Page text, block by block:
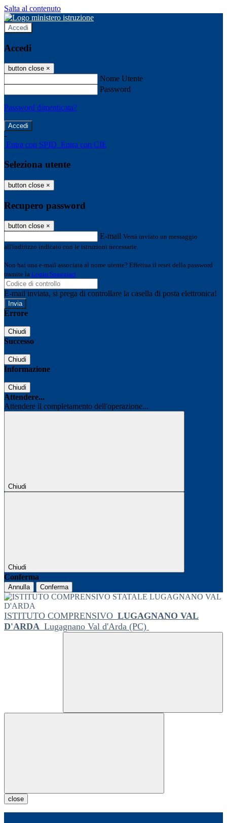
Salta al contenuto
Accedi
Accedi
button close ×
Nome Utente
Password
Password dimenticata?
-
Entra con SPID Entra con CIE
Seleziona utente
button close ×
Recupero password
button close ×
E-mail Verrà inviato un messaggio
all'indirizzo indicato con le istruzioni necessarie.
Non hai una e-mail associata al nome utente? Effettua il reset della password
tramite la Login Spaggiari
E-mail inviata, si prega di controllare la casella di posta elettronica!
Errore
Chiudi
Successo
Chiudi
Informazione
Chiudi
Attendere...
Attendere il completamento dell'operazione...
Chiudi
Chiudi
Conferma
Annulla Conferma
ISTITUTO COMPRENSIVO LUGAGNANO VAL
D'ARDA Lugagnano Val d'Arda (PC)
close